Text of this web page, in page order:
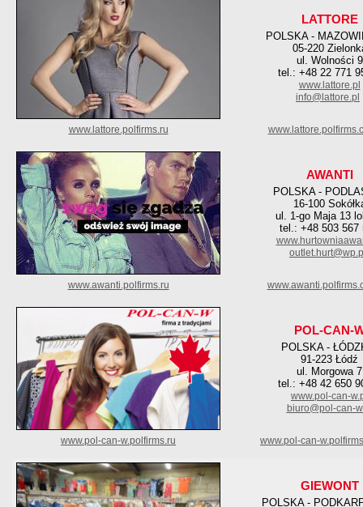
LATTORE
POLSKA -
05-220
ul. Wolności 9
tel.: +48 22 771
www.lattore.pl
info@lattore.pl
www.lattore.polfirms.ru
AWANTI
POLSKA -
16-100
ul. 1-go Maja 13
tel.: +48 503 567
www.awanti.polfirms.ru
POL-CAN-
POLSKA -
91-223 Łódź
ul. Morgowa 7
tel.: +48 42 650
www.pol-can-
biuro@pol-can-
www.pol-can-w.polfirms.ru www.pol-can-
GIEWONT
POLSKA -